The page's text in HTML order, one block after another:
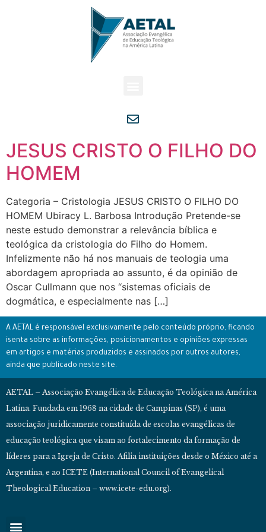
JESUS CRISTO O FILHO DO
HOMEM
Categoria – Cristologia JESUS CRISTO O FILHO DO
HOMEM Ubiracy L. Barbosa Introdução Pretende-se
neste estudo demonstrar a relevância bíblica e
teológica da cristologia do Filho do Homem.
Infelizmente não há nos manuais de teologia uma
abordagem apropriada ao assunto, é da opinião de
Oscar Cullmann que nos “sistemas oficiais de
dogmática, e especialmente nas […]
A AETAL é responsável exclusivamente pelo conteúdo próprio, ficando
isenta sobre as informações, posicionamentos e opiniões expressas
em artigos e matérias produzidos e assinados por outros autores,
ainda que publicado neste site.
AETAL – Associação Evangélica de Educação Teológica na América
Latina. Fundada em 1968 na cidade de Campinas (SP), é uma
associação juridicamente constituída de escolas evangélicas de
educação teológica que visam ao fortalecimento da formação de
líderes para a Igreja de Cristo. Afilia instituições desde o México até a
Argentina, e ao ICETE (International Council of Evangelical
Theological Education – www.icete-edu.org).